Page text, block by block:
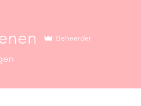
Beheerder